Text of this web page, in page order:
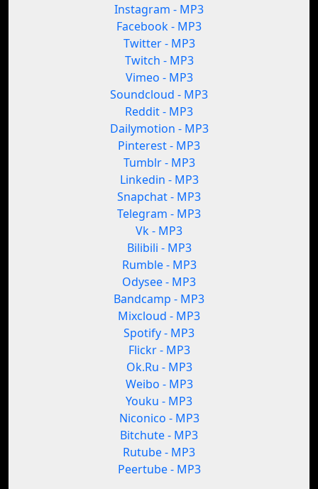
Instagram - MP3
Facebook - MP3
Twitter - MP3
Twitch - MP3
Vimeo - MP3
Soundcloud - MP3
Reddit - MP3
Dailymotion - MP3
Pinterest - MP3
Tumblr - MP3
Linkedin - MP3
Snapchat - MP3
Telegram - MP3
Vk - MP3
Bilibili - MP3
Rumble - MP3
Odysee - MP3
Bandcamp - MP3
Mixcloud - MP3
Spotify - MP3
Flickr - MP3
Ok.Ru - MP3
Weibo - MP3
Youku - MP3
Niconico - MP3
Bitchute - MP3
Rutube - MP3
Peertube - MP3